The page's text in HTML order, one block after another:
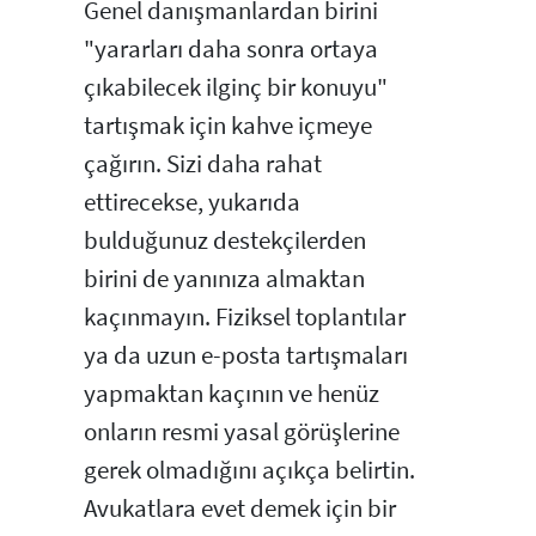
Genel danışmanlardan birini
"yararları daha sonra ortaya
çıkabilecek ilginç bir konuyu"
tartışmak için kahve içmeye
çağırın. Sizi daha rahat
ettirecekse, yukarıda
bulduğunuz destekçilerden
birini de yanınıza almaktan
kaçınmayın. Fiziksel toplantılar
ya da uzun e-posta tartışmaları
yapmaktan kaçının ve henüz
onların resmi yasal görüşlerine
gerek olmadığını açıkça belirtin.
Avukatlara evet demek için bir